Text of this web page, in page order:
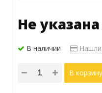
Не указана
В наличии Нашли
В корзину